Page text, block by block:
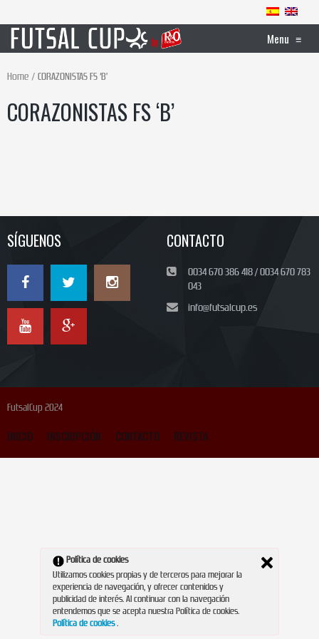
Menu ≡
Home CORAZONISTAS FS ‘B’
CORAZONISTAS FS ‘B’
SÍGUENOS CONTACTO
0034 670 386 418 / 0034 670 783
043
info@futsalcup.es
FutsalCup 2024
INICIO INSCRIPCIÓN CONTACTO REVISTA
Política de cookies
Utilizamos cookies propias y de terceros para mejorar la
experiencia de navegación, y ofrecer contenidos y
publicidad de interés. Al continuar con la navegación
entendemos que se acepta nuestra Política de cookies.
Política de cookies.